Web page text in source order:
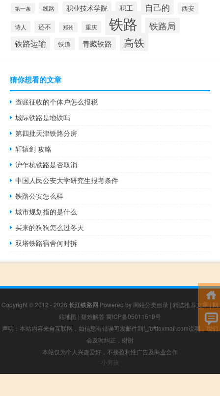
第一条 线路 职业技术学院 职工 自己的 西安
诗人 还不 郑州 重庆 铁路 铁路局
铁路运输 铁道 青藏铁路 高铁
猜你想看的文章
查账征收的个体户怎么报税
城际铁路是地铁吗
第四批天津铁路分房
轩辕剑 攻略
沪乍杭铁路是否取消
中国人民公安大学研究生报考条件
铁路公安怎么样
城市规划指的是什么
买来的狗狗怎么过冬天
双塔铁路宿舍何时拆
Copyright © 2012 - 2026 长江铁路网 Powered by 网站分类目录 | 精选推荐文章 | 网
站地图 | 疑难解答 冀ICP备05011519号
声明：本站内容来自互联网，如信息有错误可发邮件到f_fb#foxmail.com说明，我们
会及时纠正，谢谢
本站仅为个人兴趣爱好，不接盈利性广告及商业合作
小男孩